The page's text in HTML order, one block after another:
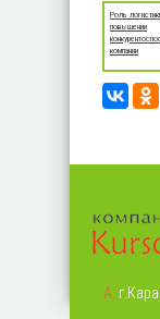
Роль
повышении
компании
А: